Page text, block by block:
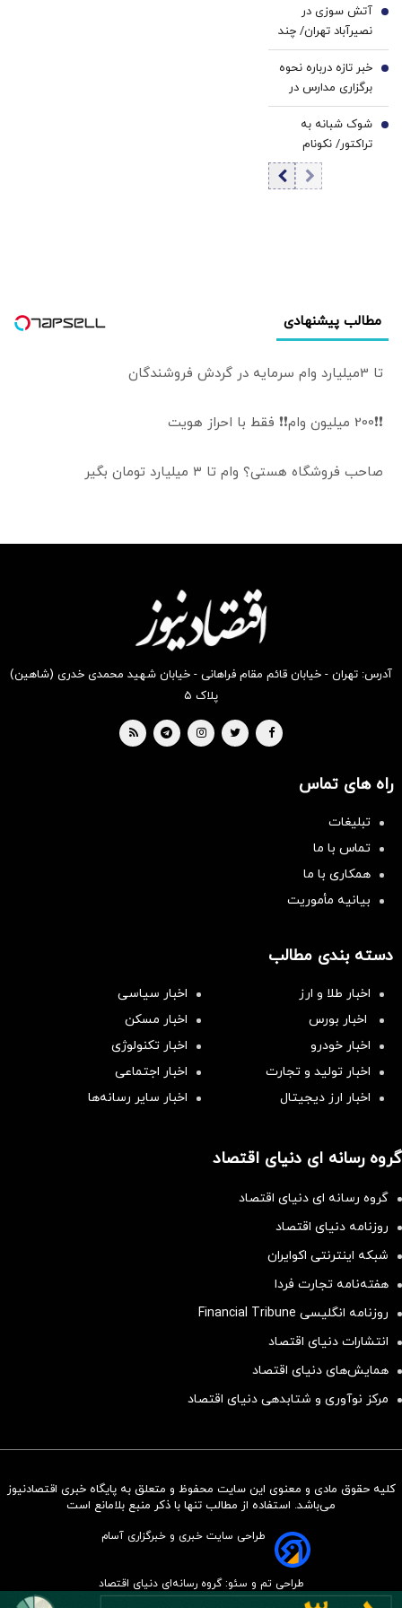
سرمایه‌گذاری همسنگ با شاخص
افغانستان» نخواهد
شد/ هشدار
اگر ایران وارد عمل
نشود، هرات به‌طور
کامل به دست
طالبان خواهد افتاد
شورای نگهبان/
صدای انفجار و
لرزش در ساختمان
شورای نگهبان کاملاً
احساس شد+ فیلم
آتش سوزی در
نصیرآباد تهران/ چند
نفر مصدوم شدند؟
+ فیلم
5
خبر تازه درباره نحوه
برگزاری مدارس در
سال تحصیلی جدید
6
شوک شبانه به
تراکتور/ نکونام
سرمربی جدید شد
7
مطالب پیشنهادی
تا 3میلیارد وام سرمایه در گردش فروشندگان
❗❗200 میلیون وام❗❗ فقط با احراز هویت
صاحب فروشگاه هستی؟ وام تا ۳ میلیارد تومان بگیر
آدرس: تهران - خیابان قائم مقام فراهانی - خیابان شهید محمدی خدری (شاهین)
پلاک ۵
راه های تماس
تبلیغات
تماس با ما
همکاری با ما
بیانیه مأموریت
دسته بندی مطالب
اخبار طلا و ارز
اخبار سیاسی
اخبار بورس
اخبار مسکن
اخبار خودرو
اخبار تکنولوژی
اخبار تولید و تجارت
اخبار اجتماعی
اخبار ارز دیجیتال
اخبار سایر رسانه‌‌ها
گروه رسانه ای دنیای اقتصاد
گروه رسانه ای دنیای اقتصاد
روزنامه دنیای اقتصاد
شبکه اینترنتی اکوایران
هفته‌نامه تجارت فردا
روزنامه انگلیسی Financial Tribune
انتشارات دنیای اقتصاد
همایش‌های دنیای اقتصاد
مرکز نوآوری و شتابدهی دنیای اقتصاد
کلیه حقوق مادی و معنوی این سایت محفوظ و متعلق به پایگاه خبری اقتصادنیوز
می‌باشد. استفاده از مطالب تنها با ذکر منبع بلامانع است
طراحی سایت خبری و خبرگزاری آسام
طراحی تم و سئو: گروه رسانه‌ای دنیای اقتصاد